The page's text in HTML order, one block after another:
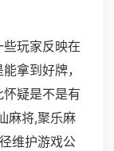
玩家反映在
拿到好牌，
疑是不是有
麻将,聚乐麻
维护游戏公